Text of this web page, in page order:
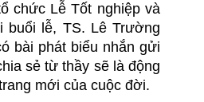
chức Lễ Tốt nghiệp và
buổi lễ, TS. Lê Trường
bài phát biểu nhắn gửi
sẻ từ thầy sẽ là động
mới của cuộc đời.